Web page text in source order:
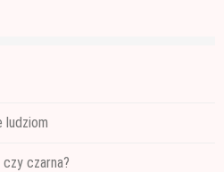
ludziom
czarna?